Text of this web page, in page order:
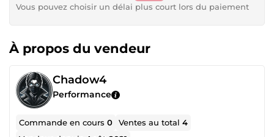
Vous pouvez choisir un délai plus court lors du paiement
À propos du vendeur
Chadow4
Performance
Commande en cours0 Ventes au total4